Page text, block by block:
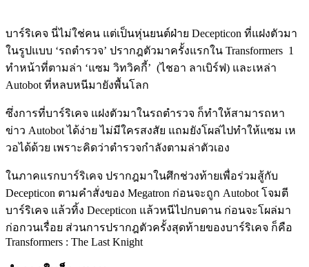
บาร์ริเคจ นี่ไม่ใช่คน แต่เป็นหุ่นยนต์ฝ่าย Decepticon ที่แฝงตัวมา
ในรูปแบบ ‘รถตำรวจ’ ปรากฎตัวมาครั้งแรกใน Transformers 1
ทำหน้าที่ตามล่า ‘แซม วิทวิคกี้’ (ไชอา ลาเบิร์ฟ) และเหล่า
Autobot ที่หลบหนีมายังพื้นโลก
ซึ่งการที่บาร์ริเคจ แฝงตัวมาในรถตำรวจ ก็ทำให้สามารถหา
ข่าว Autobot ได้ง่าย ไม่มีใครสงสัย แถมยังโผล่ไปทำให้แซม เห
วอได้ด้วย เพราะคิดว่าตำรวจกำลังตามล่าตัวเอง
ในภาคแรกบาร์ริเคจ ปรากฎมาในศึกช่วงท้ายเพื่อร่วมสู้กับ
Decepticon ตามคำสั่งของ Megatron ก่อนจะถูก Autobot โจมตี
บาร์ริเคจ แล้วทิ้ง Decepticon แล้วหนีไปกบดาน ก่อนจะโผล่มา
ก่อกวนเรื่อย ส่วนการปรากฎตัวครั้งสุดท้ายของบาร์ริเคจ ก็คือ
Transformers : The Last Knight